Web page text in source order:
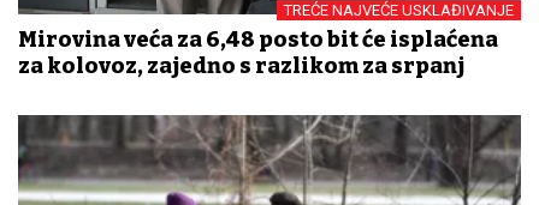
TREĆE NAJVEĆE USKLAĐIVANJE
Mirovina veća za 6,48 posto bit će isplaćena
za kolovoz, zajedno s razlikom za srpanj